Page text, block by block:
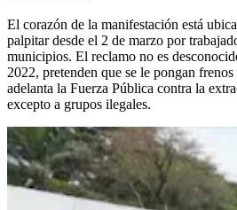
El corazón de la manifestación está
palpitar desde el 2 de marzo por
municipios. El reclamo no es
2022, pretenden que se le pongan
adelanta la Fuerza Pública contra la
excepto a grupos ilegales.